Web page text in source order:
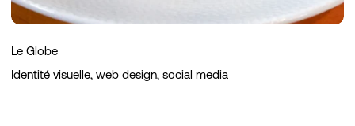
Le Globe
Identité visuelle, web design, social media